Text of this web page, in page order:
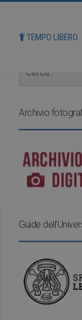
TEMPO LIBERO
Archivio
Guide